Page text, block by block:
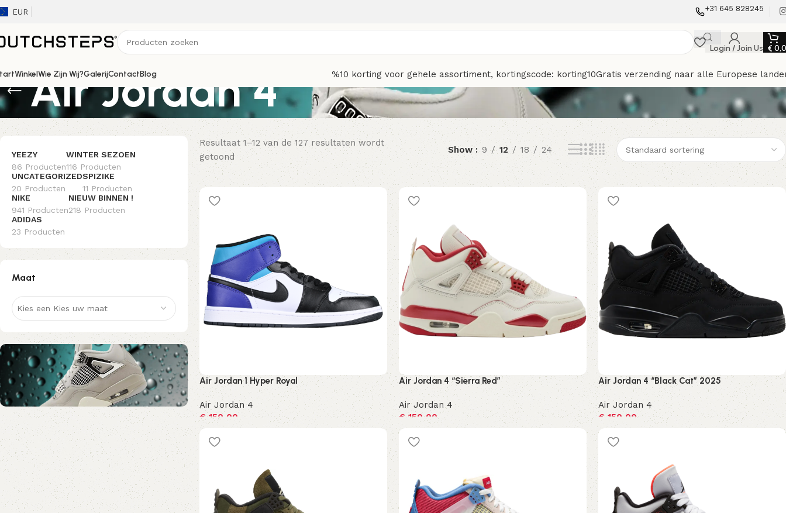
EUR +31 645 828245
Login / Join Us €
WinkelWie Zijn Wij?GalerijContactBlog %10 korting voor gehele assortiment, kortingscode: korting10Gratis verzending naar alle Europese
Air Jordan 4
YEEZY
86 Producten
WINTER SEZOEN
116 Producten
UNCATEGORIZED
20 Producten
SPIZIKE
11 Producten
NIKE
941 Producten
NIEUW BINNEN !
218 Producten
ADIDAS
23 Producten
Maat
Kies een Kies uw maat
Nu kortingscode Korting10
10% Korting
Resultaat 1–12 van de 127 resultaten wordt
getoond
Show 9 12 18 24
Air Jordan 1 Hyper Royal
Air Jordan 4
€150,00
Air Jordan 4 “Sierra Red”
Air Jordan 4
€ 150,00
Air Jordan 4 “Black Cat” 2025
Air Jordan 4
€150,00